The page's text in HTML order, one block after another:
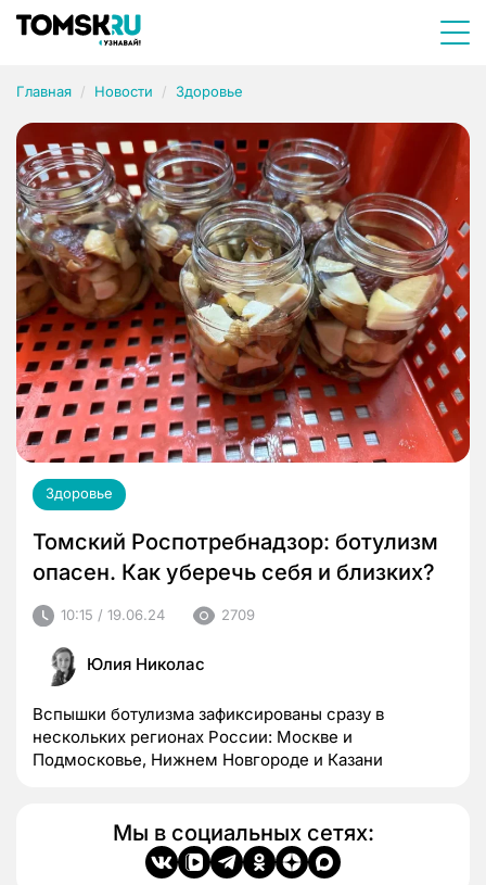
Главная Новости Здоровье
Здоровье
Томский Роспотребнадзор: ботулизм
опасен. Как уберечь себя и близких?
10:15 / 19.06.24 2709
Юлия Николас
Вспышки ботулизма зафиксированы сразу в
нескольких регионах России: Москве и
Подмосковье, Нижнем Новгороде и Казани
Мы в социальных сетях: